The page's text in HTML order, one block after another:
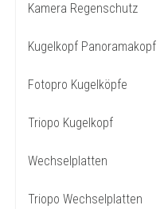
Kamera Regenschutz
Kugelkopf Panoramakopf
Fotopro Kugelköpfe
Triopo Kugelkopf
Wechselplatten
Triopo Wechselplatten